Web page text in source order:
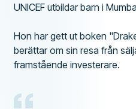
UNICEF utbildar barn i
Hon har gett ut boken
berättar om sin resa från
framstående investerare.